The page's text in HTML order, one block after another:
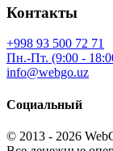
Контакты
+998 93 500 72 71
Пн.-Пт. (9:00 -
info@webgo.uz
Социальный
© 2013 - 2026